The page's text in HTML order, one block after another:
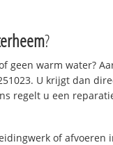
?
geen warm water?
U krijgt dan
regelt u een
of afvoeren